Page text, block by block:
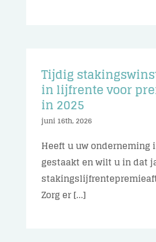
Tijdig
in lijfrente voor
in 2025
juni 16th, 2026
Heeft u uw onderneming
gestaakt en wilt u in dat
Zorg er [...]